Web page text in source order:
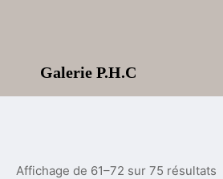
Galerie P.H.C
Affichage de 61–72 sur 75 résultats